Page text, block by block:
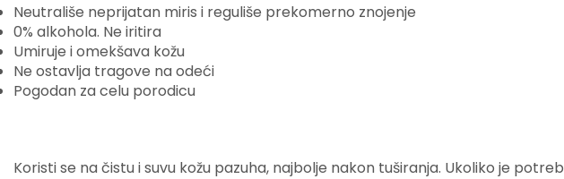
Neutrališe neprijatan miris i reguliše prekomerno znojenje
0% alkohola. Ne iritira
Umiruje i omekšava kožu
Ne ostavlja tragove na odeći
Pogodan za celu porodicu
Koristi se na čistu i suvu kožu pazuha, najbolje nakon tuširanja. Ukoliko je